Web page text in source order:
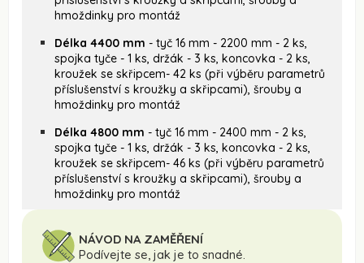
hmoždinky pro montáž
Délka 4400 mm - tyč 16 mm - 2200 mm - 2 ks,
spojka tyče - 1 ks, držák - 3 ks, koncovka - 2 ks,
kroužek se skřipcem- 42 ks (při výběru parametrů
příslušenství s kroužky a skřipcami), šrouby a
hmoždinky pro montáž
Délka 4800 mm - tyč 16 mm - 2400 mm - 2 ks,
spojka tyče - 1 ks, držák - 3 ks, koncovka - 2 ks,
kroužek se skřipcem- 46 ks (při výběru parametrů
příslušenství s kroužky a skřipcami), šrouby a
hmoždinky pro montáž
NÁVOD NA ZAMĚŘENÍ
Podívejte se, jak je to snadné.